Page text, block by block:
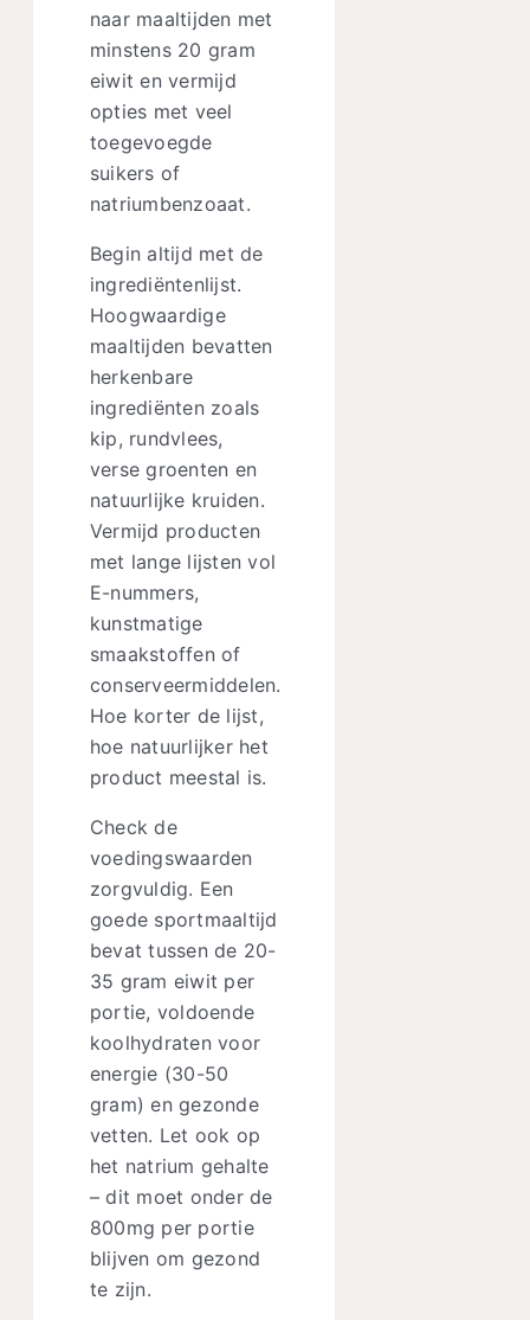
naar maaltijden met
minstens 20 gram
eiwit en vermijd
opties met veel
toegevoegde
suikers of
natriumbenzoaat.
Begin altijd met de
ingrediëntenlijst.
Hoogwaardige
maaltijden bevatten
herkenbare
ingrediënten zoals
kip, rundvlees,
verse groenten en
natuurlijke kruiden.
Vermijd producten
met lange lijsten vol
E-nummers,
kunstmatige
smaakstoffen of
conserveermiddelen.
Hoe korter de lijst,
hoe natuurlijker het
product meestal is.
Check de
voedingswaarden
zorgvuldig. Een
goede sportmaaltijd
bevat tussen de 20-
35 gram eiwit per
portie, voldoende
koolhydraten voor
energie (30-50
gram) en gezonde
vetten. Let ook op
het natrium gehalte
– dit moet onder de
800mg per portie
blijven om gezond
te zijn.